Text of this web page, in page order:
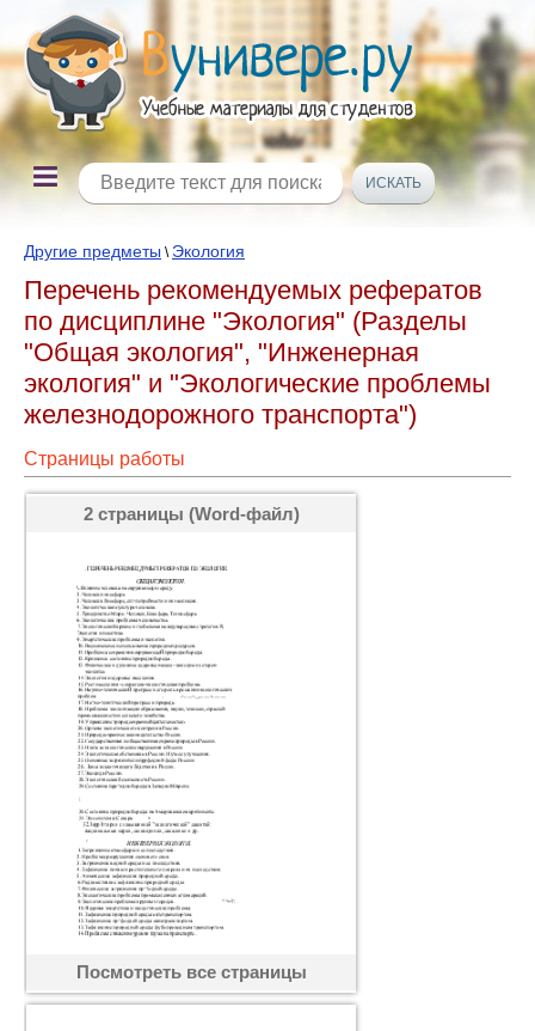
Другие предметы \ Экология
Перечень рекомендуемых рефератов
по дисциплине "Экология" (Разделы
"Общая экология", "Инженерная
экология" и "Экологические проблемы
железнодорожного транспорта")
Страницы работы
2 страницы (Word-файл)
Посмотреть все страницы